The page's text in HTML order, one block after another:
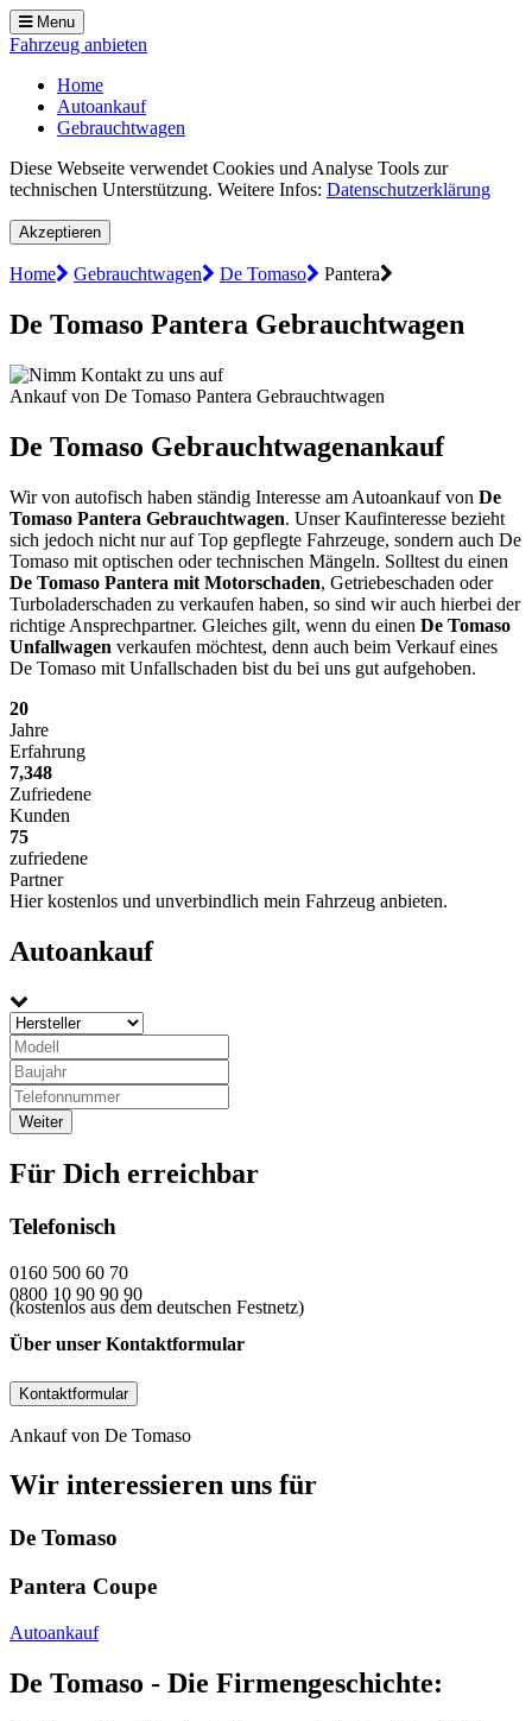
Menu
Fahrzeug anbieten
Home
Autoankauf
Gebrauchtwagen
Diese Webseite verwendet Cookies und Analyse Tools zur
technischen Unterstützung. Weitere Infos: Datenschutzerklärung
Akzeptieren
Home Gebrauchtwagen De Tomaso Pantera
De Tomaso Pantera Gebrauchtwagen
Ankauf von De Tomaso Pantera Gebrauchtwagen
De Tomaso Gebrauchtwagenankauf
Wir von autofisch haben ständig Interesse am Autoankauf von De
Tomaso Pantera Gebrauchtwagen. Unser Kaufinteresse bezieht
sich jedoch nicht nur auf Top gepflegte Fahrzeuge, sondern auch De
Tomaso mit optischen oder technischen Mängeln. Solltest du einen
De Tomaso Pantera mit Motorschaden, Getriebeschaden oder
Turboladerschaden zu verkaufen haben, so sind wir auch hierbei der
richtige Ansprechpartner. Gleiches gilt, wenn du einen De Tomaso
Unfallwagen verkaufen möchtest, denn auch beim Verkauf eines
De Tomaso mit Unfallschaden bist du bei uns gut aufgehoben.
20
Jahre
Erfahrung
7,348
Zufriedene
Kunden
75
zufriedene
Partner
Hier kostenlos und unverbindlich mein Fahrzeug anbieten.
Autoankauf
Für Dich erreichbar
Telefonisch
0160 500 60 70
0800 10 90 90 90
(kostenlos aus dem deutschen Festnetz)
Über unser Kontaktformular
Kontaktformular
Ankauf von De Tomaso
Wir interessieren uns für
De Tomaso
Pantera Coupe
Autoankauf
De Tomaso - Die Firmengeschichte: